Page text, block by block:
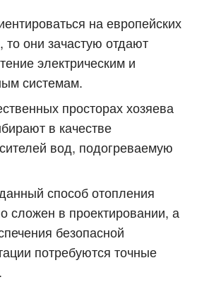
на европейских
то они зачастую отдают
электрическим и
системам.
просторах хозяева
в качестве
вод, подогреваемую
способ отопления
сложен в проектировании, а
безопасной
потребуются точные